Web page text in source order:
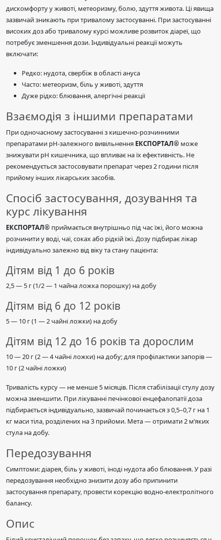
дискомфорту у животі, метеоризму, болю, здуття живота. Ці явища
зазвичай зникають при тривалому застосуванні. При застосуванні
високих доз або тривалому курсі можливе розвиток діареї, що
потребує зменшення дози. Індивідуальні реакції можуть
включати:
Редко: нудота, свербіж в області ануса
Часто: метеоризм, біль у животі, здуття
Дуже рідко: блювання, алергічні реакції
Взаємодія з іншими препаратами
При одночасному застосуванні з кишечно-розчинними
препаратами рН-залежного вивільнення ЕКСПОРТАЛ® може
знижувати рН кишечника, що впливає на їх ефективність. Не
рекомендується застосовувати препарат через 2 години після
прийому інших лікарських засобів.
Спосіб застосування, дозування та
курс лікування
ЕКСПОРТАЛ® приймається внутрішньо під час їжі, його можна
розчинити у воді, чаї, соках або рідкій їжі. Дозу підбирає лікар
індивідуально залежно від віку та стану пацієнта:
Дітям від 1 до 6 років
2,5 — 5 г (1/2 — 1 чайна ложка порошку) на добу
Дітям від 6 до 12 років
5 — 10 г (1 — 2 чайні ложки) на добу
Дітям від 12 до 16 років та дорослим
10 — 20 г (2 — 4 чайні ложки) на добу; для профілактики запорів —
10 г (2 чайні ложки)
Тривалість курсу — не менше 5 місяців. Після стабілізації стулу дозу
можна зменшити. При лікуванні печінкової енцефалопатії доза
підбирається індивідуально, зазвичай починається з 0,5–0,7 г на 1
кг маси тіла, розділених на 3 прийоми. Мета — отримати 2 м’яких
стула на добу.
Передозування
Симптоми: діарея, біль у животі, іноді нудота або блювання. У разі
передозування необхідно знизити дозу або припинити
застосування препарату, провести корекцію водно-електролітного
балансу.
Опис